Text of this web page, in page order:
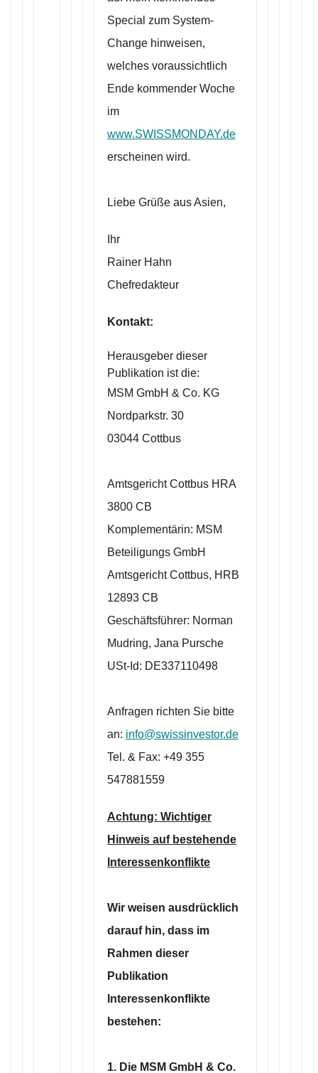
Special zum System-
Change hinweisen,
welches voraussichtlich
Ende kommender Woche
im
www.SWISSMONDAY.de
erscheinen wird.
Liebe Grüße aus Asien,
Ihr
Rainer Hahn
Chefredakteur
Kontakt:
Herausgeber dieser
Publikation ist die:
MSM GmbH & Co. KG
Nordparkstr. 30
03044 Cottbus
Amtsgericht Cottbus HRA
3800 CB
Komplementärin: MSM
Beteiligungs GmbH
Amtsgericht Cottbus, HRB
12893 CB
Geschäftsführer: Norman
Mudring, Jana Pursche
USt-Id: DE337110498
Anfragen richten Sie bitte
an: info@swissinvestor.de
Tel. & Fax: +49 355
547881559
Achtung: Wichtiger
Hinweis auf bestehende
Interessenkonflikte
Wir weisen ausdrücklich
darauf hin, dass im
Rahmen dieser
Publikation
Interessenkonflikte
bestehen:
1. Die MSM GmbH & Co.